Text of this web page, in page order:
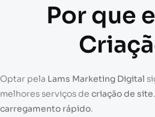
Por que
Optar pela Lams Marketing Digital
melhores serviços de criação de site
carregamento rápido.